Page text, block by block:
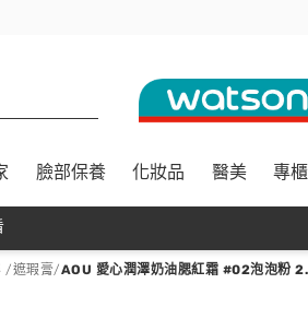
臉部保養 化妝品 醫美 專櫃
/遮瑕膏/AOU 愛心潤澤奶油腮紅霜 #02泡泡粉